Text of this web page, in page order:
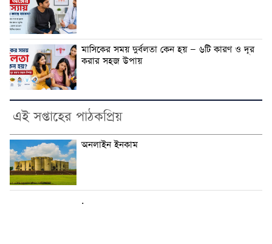
মাসিকের সময় দুর্বলতা কেন হয় — ৬টি কারণ ও দূর
করার সহজ উপায়
এই সপ্তাহের পাঠকপ্রিয়
অনলাইন ইনকাম
.